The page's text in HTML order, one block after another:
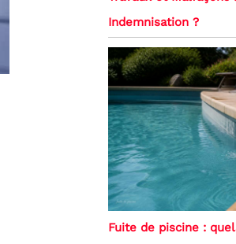
Indemnisation ?
Fuite de piscine :